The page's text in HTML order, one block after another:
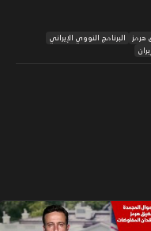
هرمز البرنامج النووي الإيراني